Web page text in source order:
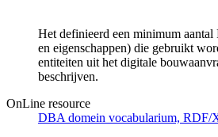
Het definieerd een minimum aantal
en eigenschappen) die gebruikt
entiteiten uit het digitale
beschrijven.
OnLine resource
DBA domein vocabularium, RDF/